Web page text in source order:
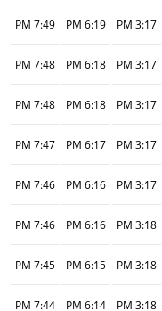
3:17 PM
6:19 PM
7:49 PM
3:17 PM
6:18 PM
7:48 PM
3:17 PM
6:18 PM
7:48 PM
3:17 PM
6:17 PM
7:47 PM
3:17 PM
6:16 PM
7:46 PM
3:18 PM
6:16 PM
7:46 PM
3:18 PM
6:15 PM
7:45 PM
3:18 PM
6:14 PM
7:44 PM